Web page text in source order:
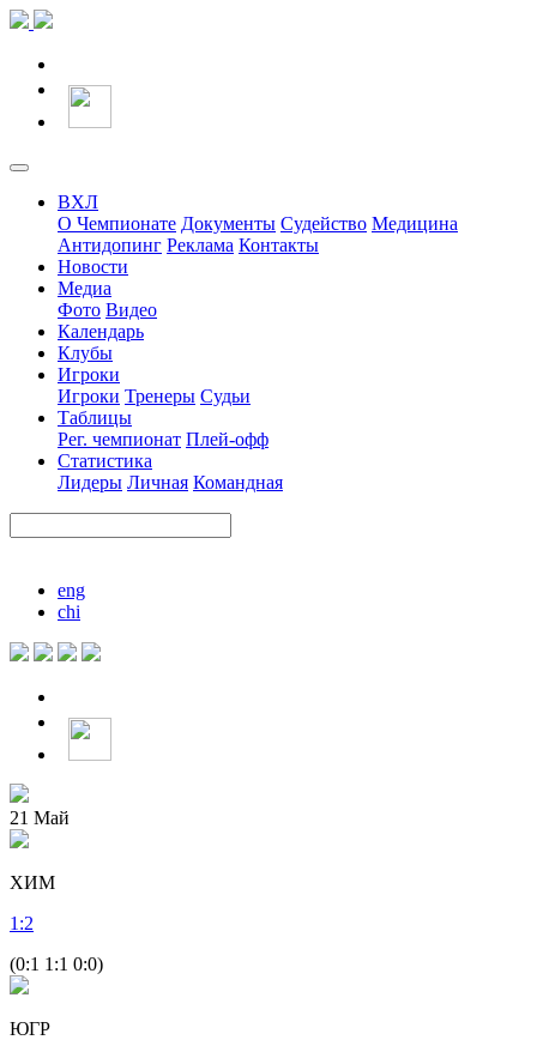
ВХЛ
О Чемпионате Документы Судейство Медицина
Антидопинг Реклама Контакты
Новости
Медиа
Фото Видео
Календарь
Клубы
Игроки
Игроки Тренеры Судьи
Таблицы
Рег. чемпионат Плей-офф
Статистика
Лидеры Личная Командная
eng
chi
21 Май
ХИМ
1 :2
(0:1 1:1 0:0)
ЮГР